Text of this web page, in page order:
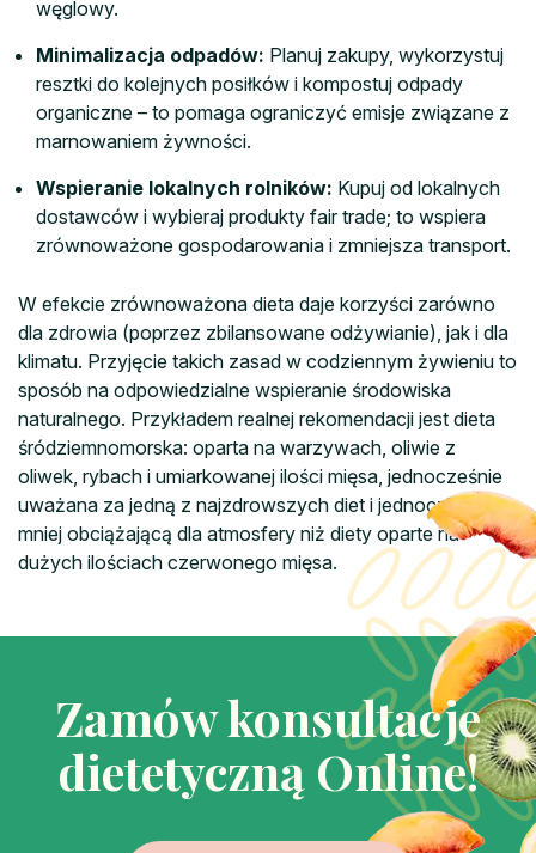
węglowy.
Minimalizacja odpadów: Planuj zakupy, wykorzystuj
resztki do kolejnych posiłków i kompostuj odpady
organiczne – to pomaga ograniczyć emisje związane z
marnowaniem żywności.
Wspieranie lokalnych rolników: Kupuj od lokalnych
dostawców i wybieraj produkty fair trade; to wspiera
zrównoważone gospodarowania i zmniejsza transport.
W efekcie zrównoważona dieta daje korzyści zarówno
dla zdrowia (poprzez zbilansowane odżywianie), jak i dla
klimatu. Przyjęcie takich zasad w codziennym żywieniu to
sposób na odpowiedzialne wspieranie środowiska
naturalnego. Przykładem realnej rekomendacji jest dieta
śródziemnomorska: oparta na warzywach, oliwie z
oliwek, rybach i umiarkowanej ilości mięsa, jednocześnie
uważana za jedną z najzdrowszych diet i jednocześnie
mniej obciążającą dla atmosfery niż diety oparte na
dużych ilościach czerwonego mięsa.
Zamów konsultacje
dietetyczną Online!